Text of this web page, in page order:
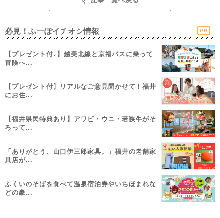
必見！ふーぽイチオシ情報 PR
【プレゼント付♪】越美北線と京福バスに乗って
冒険へ...
【プレゼント付】リアルなご意見聞かせて！福井
にお住...
【福井県民特典あり】アワビ・ウニ・若狭牛がそ
ろって...
「ありがとう、山口伊三郎家具。」福井の老舗家
具店が...
ふくいのそばを食べて温泉宿泊券やいちほまれな
どの豪...